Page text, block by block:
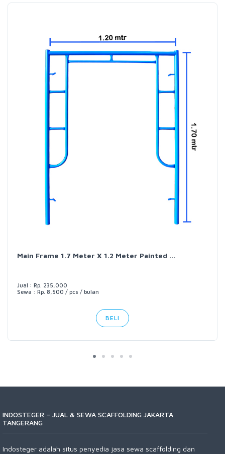
Main Frame 1.7 Meter X 1.2 Meter Painted ...
Jual : Rp. 235,000
Sewa : Rp. 8,500 / pcs / bulan
BELI
INDOSTEGER – JUAL & SEWA SCAFFOLDING JAKARTA
TANGERANG
Indosteger adalah situs penyedia jasa sewa scaffolding dan